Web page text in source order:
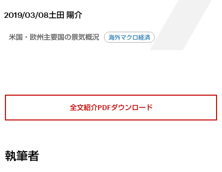
2019/03/08土田 陽介
米国・欧州主要国の景気概況 海外マクロ経済
全文紹介PDFダウンロード
執筆者